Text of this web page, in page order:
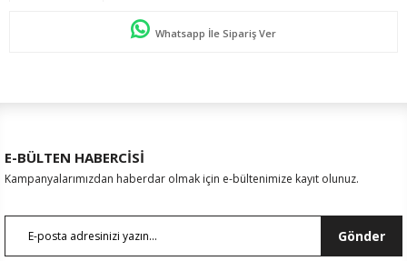
Whatsapp İle Sipariş Ver
E-BÜLTEN HABERCİSİ
Kampanyalarımızdan haberdar olmak için e-bültenimize kayıt olunuz.
Gönder